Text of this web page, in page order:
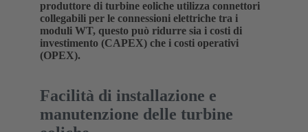
produttore di turbine eoliche utilizza connettori
collegabili per le connessioni elettriche tra i
moduli WT, questo può ridurre sia i costi di
investimento (CAPEX) che i costi operativi
(OPEX).
Facilità di installazione e
manutenzione delle turbine